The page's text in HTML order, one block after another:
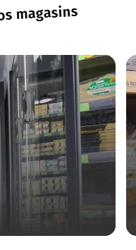
magasins